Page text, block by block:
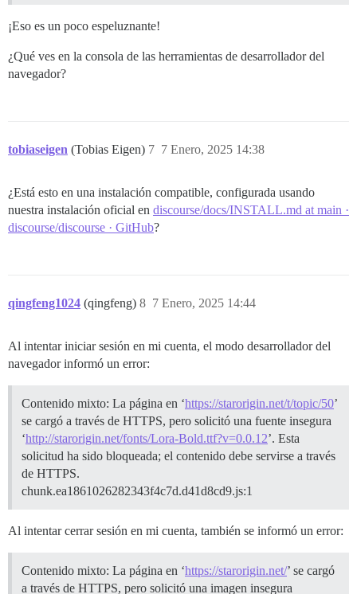
¡Eso es un poco espeluznante!
¿Qué ves en la consola de las herramientas de desarrollador del
navegador?
tobiaseigen (Tobias Eigen) 7 Enero, 2025 14:38
7
¿Está esto en una instalación compatible, configurada usando
nuestra instalación oficial en discourse/docs/INSTALL.md at main ·
discourse/discourse · GitHub?
qingfeng1024 (qingfeng) 7 Enero, 2025 14:44
8
Al intentar iniciar sesión en mi cuenta, el modo desarrollador del
navegador informó un error:
Contenido mixto: La página en ‘https://starorigin.net/t/topic/50’
se cargó a través de HTTPS, pero solicitó una fuente insegura
‘http://starorigin.net/fonts/Lora-Bold.ttf?v=0.0.12’. Esta
solicitud ha sido bloqueada; el contenido debe servirse a través
de HTTPS.
chunk.ea1861026282343f4c7d.d41d8cd9.js:1
Al intentar cerrar sesión en mi cuenta, también se informó un error:
Contenido mixto: La página en ‘https://starorigin.net/’ se cargó
a través de HTTPS, pero solicitó una imagen insegura